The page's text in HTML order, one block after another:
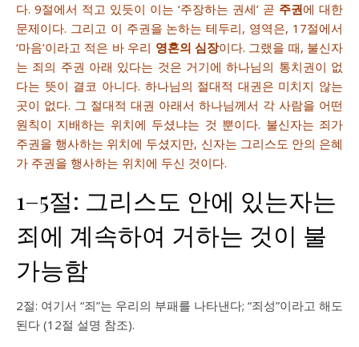
다. 9절에서 적고 있듯이 이는 ‘주장하는 권세’ 곧 주권에 대한
문제이다. 그리고 이 주권을 논하는 테두리, 영역은, 17절에서
‘마음’이라고 적은 바 우리 영혼의 심장이다. 그랬을 때, 불신자
는 죄의 주권 아래 있다는 것은 거기에 하나님의 통치권이 없
다는 뜻이 결코 아니다. 하나님의 절대적 대권은 미치지 않는
곳이 없다. 그 절대적 대권 아래서 하나님께서 각 사람을 어떤
원칙이 지배하는 위치에 두셨냐는 것 뿐이다. 불신자는 죄가
주권을 행사하는 위치에 두셨지만, 신자는 그리스도 안의 은혜
가 주권을 행사하는 위치에 두신 것이다.
1–5절: 그리스도 안에 있는자는
죄에 계속하여 거하는 것이 불
가능함
2절: 여기서 “죄”는 우리의 부패를 나타낸다; “죄성”이라고 해도
된다 (12절 설명 참조).